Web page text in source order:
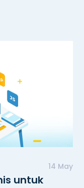
14 May
untuk